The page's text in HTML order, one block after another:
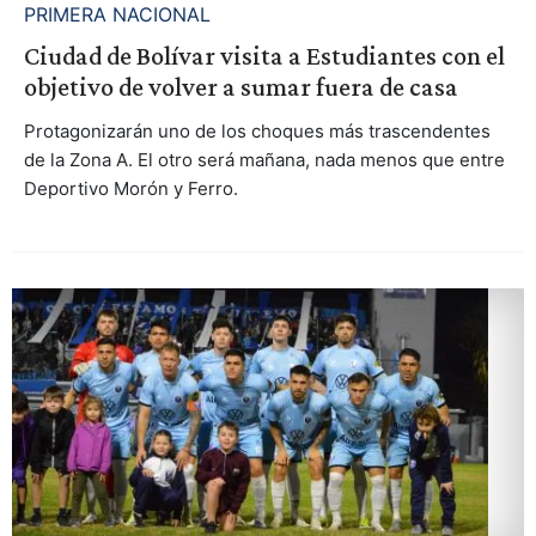
PRIMERA NACIONAL
Ciudad de Bolívar visita a Estudiantes con el
objetivo de volver a sumar fuera de casa
Protagonizarán uno de los choques más trascendentes
de la Zona A. El otro será mañana, nada menos que entre
Deportivo Morón y Ferro.